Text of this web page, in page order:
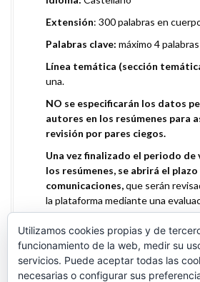
Extensión: 300 palabras en
Palabras clave: máximo 4
Línea temática (sección
una.
NO se especificarán los datos
autores en los resúmenes para
revisión por pares ciegos.
Una vez finalizado el periodo de
los resúmenes, se abrirá el
comunicaciones,que serán
la plataforma mediante una
ciegos. Sólo se tendrán en cuenta
que cumplan estrictamente las
autores.
Utilizamos cookies propias y de
funcionamiento de la web, medir su
servicios. Puede aceptar todas las
necesarias o configurar sus